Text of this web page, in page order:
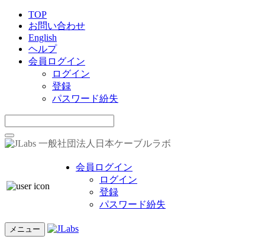
TOP
お問い合わせ
English
ヘルプ
会員ログイン
ログイン
登録
パスワード紛失
一般社団法人日本ケーブルラボ
会員ログイン
ログイン
登録
パスワード紛失
メニュー